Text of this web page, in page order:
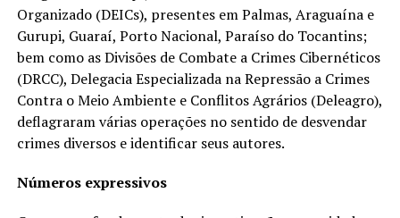
Organizado (DEICs), presentes em Palmas, Araguaína e
Gurupi, Guaraí, Porto Nacional, Paraíso do Tocantins;
bem como as Divisões de Combate a Crimes Cibernéticos
(DRCC), Delegacia Especializada na Repressão a Crimes
Contra o Meio Ambiente e Conflitos Agrários (Deleagro),
deflagraram várias operações no sentido de desvendar
crimes diversos e identificar seus autores.
Números expressivos